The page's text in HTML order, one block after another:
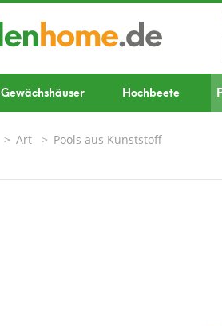
Gewächshäuser Hochbeete
Art Pools aus Kunststoff